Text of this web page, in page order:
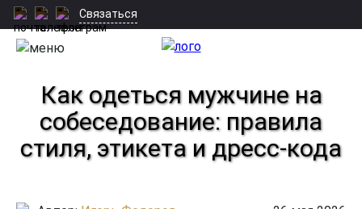
Связаться
Как одеться мужчине на
собеседование: правила
стиля, этикета и дресс-кода